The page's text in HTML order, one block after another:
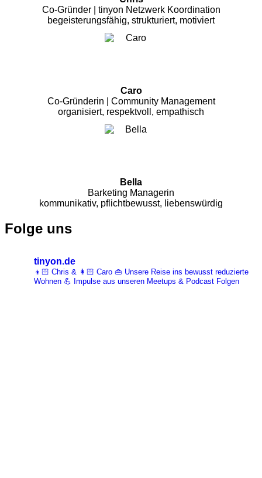
Co-Gründer | tinyon Netzwerk Koordination
begeisterungsfähig, strukturiert, motiviert
Caro
Co-Gründerin | Community Management
organisiert, respektvoll, empathisch
Bella
Barketing Managerin
kommunikativ, pflichtbewusst, liebenswürdig
Folge uns
tinyon.de
👦🏻 Chris & 👩🏻 Caro 👜 Unsere Reise ins bewusst reduzierte
Wohnen 💪 Impulse aus unseren Meetups & Podcast Folgen